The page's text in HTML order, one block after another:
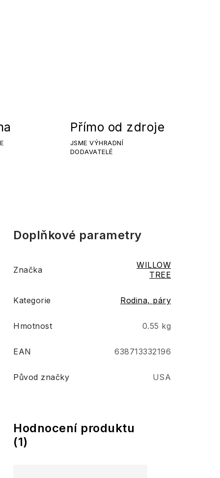
Přímo od zdroje
JSME VÝHRADNÍ
DODAVATELÉ
Doplňkové parametry
Značka
WILLOW
TREE
Kategorie Rodina, páry
Hmotnost 0.55 kg
EAN 638713332196
Původ značky USA
Hodnocení produktu
(1)
V
ý